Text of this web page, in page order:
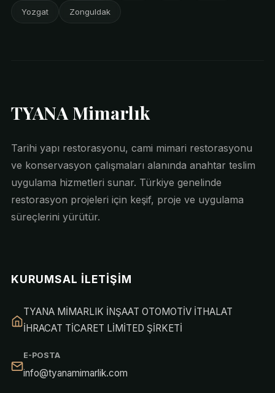
Yozgat Zonguldak
TYANA Mimarlık
Tarihi yapı restorasyonu, cami mimari restorasyonu
ve konservasyon çalışmaları alanında anahtar teslim
uygulama hizmetleri sunar. Türkiye genelinde
restorasyon projeleri için keşif, proje ve uygulama
süreçlerini yürütür.
KURUMSAL İLETIŞIM
TYANA MİMARLIK İNŞAAT OTOMOTİV İTHALAT
İHRACAT TİCARET LİMİTED ŞİRKETİ
E-POSTA
info@tyanamimarlik.com